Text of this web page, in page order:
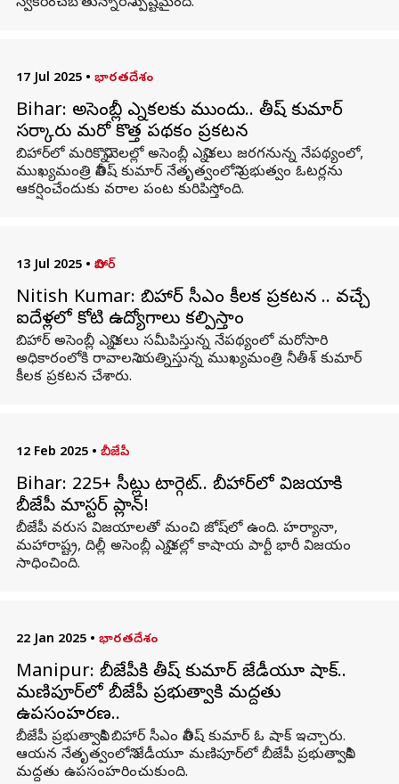
17 Jul 2025 • భారతదేశం
Bihar: అసెంబ్లీ ఎన్నికలకు ముందు.. నితీష్ కుమార్‌
సర్కారు మరో కొత్త పథకం ప్రకటన
బిహార్‌లో మరికొన్నినెలల్లో అసెంబ్లీ ఎన్నికలు జరగనున్న నేపథ్యంలో,
ముఖ్యమంత్రి నితీష్ కుమార్ నేతృత్వంలోని ప్రభుత్వం ఓటర్లను
ఆకర్షించేందుకు వరాల పంట కురిపిస్తోంది.
13 Jul 2025 • బిహార్
Nitish Kumar: బిహార్‌ సీఎం కీలక ప్రకటన .. వచ్చే
ఐదేళ్లలో కోటి ఉద్యోగాలు కల్పిస్తాం
బిహార్‌ అసెంబ్లీ ఎన్నికలు సమీపిస్తున్న నేపథ్యంలో మరోసారి
అధికారంలోకి రావాలని యత్నిస్తున్న ముఖ్యమంత్రి నీతీశ్‌ కుమార్‌
కీలక ప్రకటన చేశారు.
12 Feb 2025 • బీజేపీ
Bihar: 225+ సీట్లు టార్గెట్.. బీహార్‌లో విజయానికి
బీజేపీ మాస్టర్ ప్లాన్!
బీజేపీ వరుస విజయాలతో మంచి జోష్‌లో ఉంది. హర్యానా,
మహారాష్ట్ర, దిల్లీ అసెంబ్లీ ఎన్నికల్లో కాషాయ పార్టీ భారీ విజయం
సాధించింది.
22 Jan 2025 • భారతదేశం
Manipur: బీజేపీకి నితీష్ కుమార్ జేడీయూ షాక్..
మణిపూర్‌లో బీజేపీ ప్రభుత్వానికి మద్దతు
ఉపసంహరణ..
బీజేపీ ప్రభుత్వానికి బిహార్ సీఎం నితీష్ కుమార్ ఓ షాక్ ఇచ్చారు.
ఆయన నేతృత్వంలోని జేడీయూ మణిపూర్‌లో బీజేపీ ప్రభుత్వానికి
మద్దతు ఉపసంహరించుకుంది.